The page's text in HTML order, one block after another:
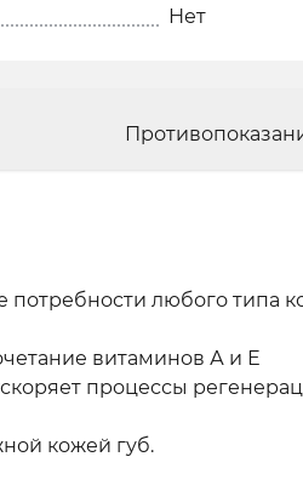
Нет
любого типа
витаминов А и Е
процессы
кожей губ.